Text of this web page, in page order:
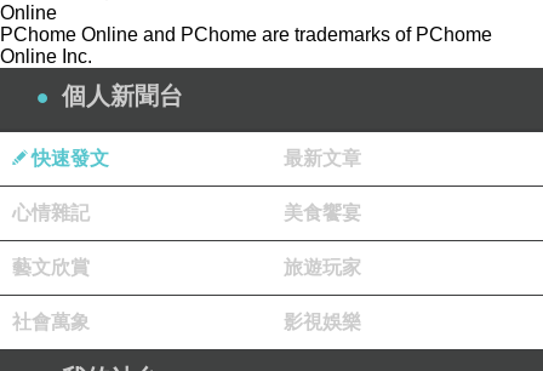
影音內容訊號，均被竊取；經「中
華民國衛星廣播電視事業商業同業
公會」及「日本一般社團法人內容
產品海外流通促進機構（Content
Overseas Distribution
Association，簡稱CODA）」團體
Online
PChome Online and PChome are trademarks of PChome
Online Inc.
個人新聞台
快速發文 最新文章
心情雜記 美食饗宴
藝文欣賞 旅遊玩家
社會萬象 影視娛樂